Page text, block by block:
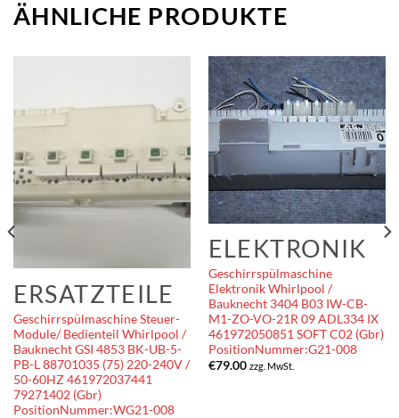
ÄHNLICHE PRODUKTE
ERSATZTEILE
Geschirrspülmaschine Steuer-
Module/ Bedienteil Whirlpool /
Bauknecht GSI 4853 BK-UB-5-
PB-L 88701035 (75) 220-240V /
50-60HZ 461972037441
79271402 (Gbr)
PositionNummer:WG21-008
ELEKTRONIK
Geschirrspülmaschine
Elektronik Whirlpool /
Bauknecht 3404 B03 IW-CB-
M1-ZO-VO-21R 09 ADL334 IX
461972050851 SOFT C02 (Gbr)
PositionNummer:G21-008
€79.00 zzg. MwSt.